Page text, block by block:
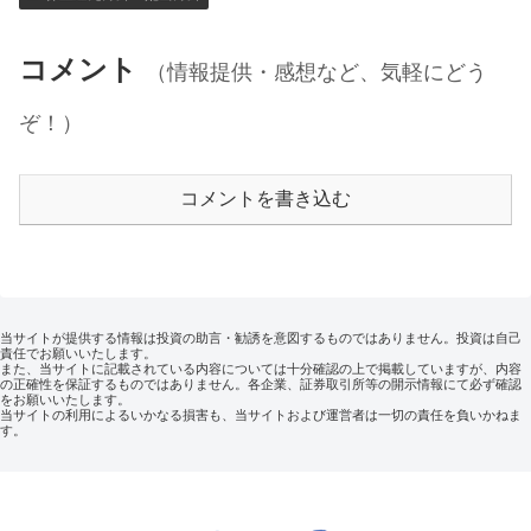
コメント
（情報提供・感想など、気軽にどう
ぞ！）
コメントを書き込む
当サイトが提供する情報は投資の助言・勧誘を意図するものではありません。投資は自己
責任でお願いいたします。
また、当サイトに記載されている内容については十分確認の上で掲載していますが、内容
の正確性を保証するものではありません。各企業、証券取引所等の開示情報にて必ず確認
をお願いいたします。
当サイトの利用によるいかなる損害も、当サイトおよび運営者は一切の責任を負いかねま
す。